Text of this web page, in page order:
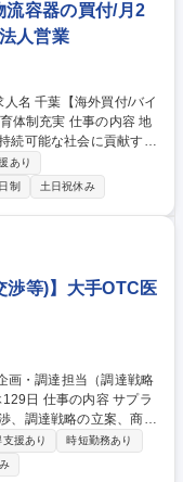
流容器の買付/月2
人営業
事の内容 地
続可能な社会に貢献する
の、流通時に使用される
行うポジションです。
務からスタート。貿易
得いただきます。 ■その
、買い付けから容器洗浄
だきます。 海外での業務
をめどに独り立ちを目指
あり
制 土日祝休み
渉等)】大手OTC医
サプラ
、調達戦略の立案、商品
、原薬情報の収集・管
【詳細】・取
・原材料、資材の原価交
援あり
時短勤務あり